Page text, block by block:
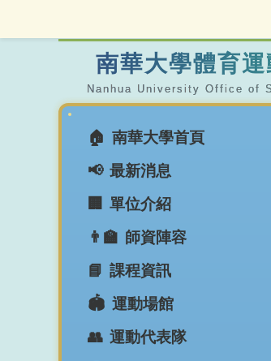
南華大學體育
南華大學首頁
最新消息
單位介紹
師資陣容
課程資訊
運動場館
運動代表隊